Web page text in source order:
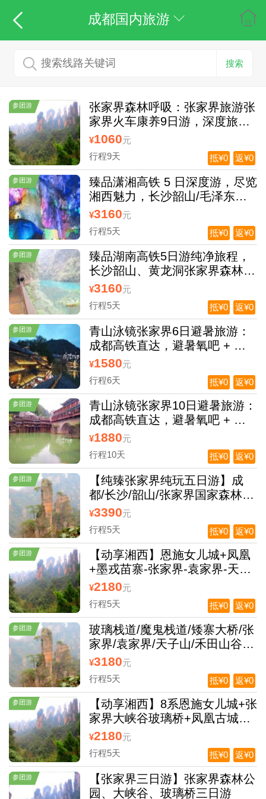
成都国内旅游
搜索
参团游
张家界森林呼吸：张家界旅游张
家界火车康养9日游，深度旅居
跟团去张家界旅游要多少钱
¥1060元
行程9天
返¥0
抵¥0
参团游
臻品潇湘高铁 5 日深度游，尽览
湘西魅力，长沙韶山/毛泽东故
居/张家界千古情/黄龙洞/张家界
国家森林公园天子山/袁家界云
天渡玻璃桥/天门山 (玻璃栈道)/
千年土司王府/凤凰古城夜景
¥3160元
行程5天
返¥0
抵¥0
参团游
臻品湖南高铁5日游纯净旅程，
长沙韶山、黄龙洞张家界森林公
园、天门山凤凰古城高铁5日游
¥3160元
行程5天
返¥0
抵¥0
参团游
青山泳镜张家界6日避暑旅游：
成都高铁直达，避暑氧吧 + 亲
子泳池 + 湘西风情全畅享
¥1580元
行程6天
返¥0
抵¥0
参团游
青山泳镜张家界10日避暑旅游：
成都高铁直达，避暑氧吧 + 亲
子泳池 + 湘西风情全畅享
¥1880元
行程10天
返¥0
抵¥0
参团游
【纯臻张家界纯玩五日游】成
都/长沙/韶山/张家界国家森林公
园/袁家界/VIP 魅力湘西 天门山/
玻璃栈道/宝峰湖/土司王府/凤凰
古城 双飞 5 日游，一价全含无
景交自费无超市苗寨，无分段模
式
¥3390元
行程5天
返¥0
抵¥0
参团游
【动享湘西】恩施女儿城+凤凰
+墨戎苗寨-张家界-袁家界-天子
山-金鞭溪十里画廊-宝峰湖-魅力
湘西动车5日游
¥2180元
行程5天
返¥0
抵¥0
参团游
玻璃栈道/魔鬼栈道/矮寨大桥/张
家界/袁家界/天子山/禾田山谷/
凤凰古城/墨戎苗寨双飞5日小资
游
¥3180元
行程5天
返¥0
抵¥0
参团游
【动享湘西】8系恩施女儿城+张
家界大峡谷玻璃桥+凤凰古城
+墨戎苗寨-宝峰湖-魅力湘西动
车5日游
¥2180元
行程5天
返¥0
抵¥0
参团游
【张家界三日游】张家界森林公
园、大峡谷、玻璃桥三日游